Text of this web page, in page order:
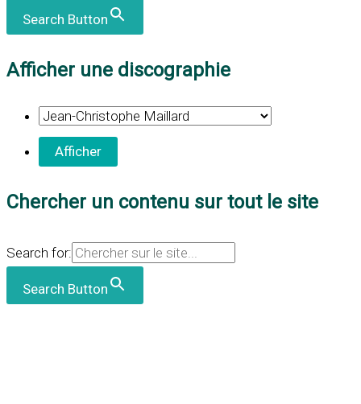
Search Button
Afficher une discographie
Chercher un contenu sur tout le site
Search for:
Search Button